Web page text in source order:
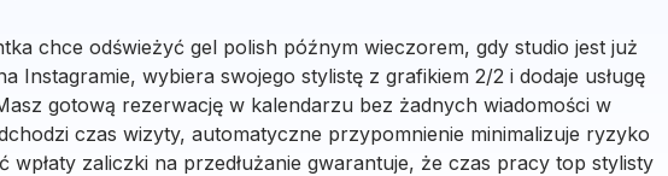
chce odświeżyć gel polish późnym wieczorem, gdy studio jest już
Instagramie, wybiera swojego stylistę z grafikiem 2/2 i dodaje usługę
gotową rezerwację w kalendarzu bez żadnych wiadomości w
czas wizyty, automatyczne przypomnienie minimalizuje ryzyko
wpłaty zaliczki na przedłużanie gwarantuje, że czas pracy top stylisty